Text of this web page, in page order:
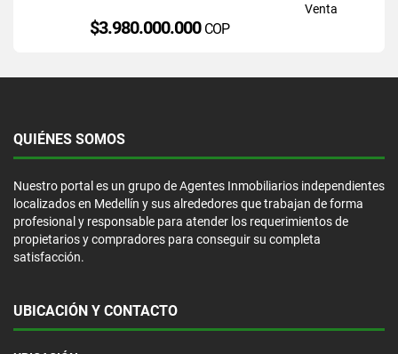
Venta
$3.980.000.000 COP
QUIÉNES SOMOS
Nuestro portal es un grupo de Agentes Inmobiliarios independientes
localizados en Medellín y sus alrededores que trabajan de forma
profesional y responsable para atender los requerimientos de
propietarios y compradores para conseguir su completa
satisfacción.
UBICACIÓN Y CONTACTO